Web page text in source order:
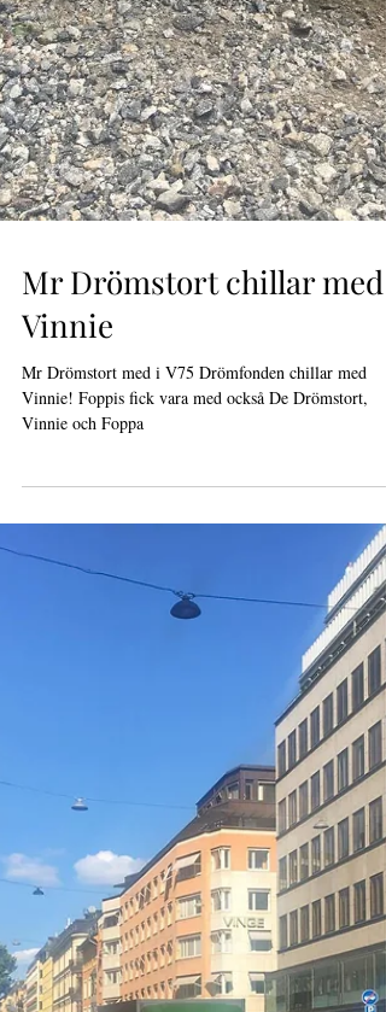
Mr Drömstort chillar med
Vinnie
Mr Drömstort med i V75 Drömfonden chillar med
Vinnie! Foppis fick vara med också De Drömstort,
Vinnie och Foppa